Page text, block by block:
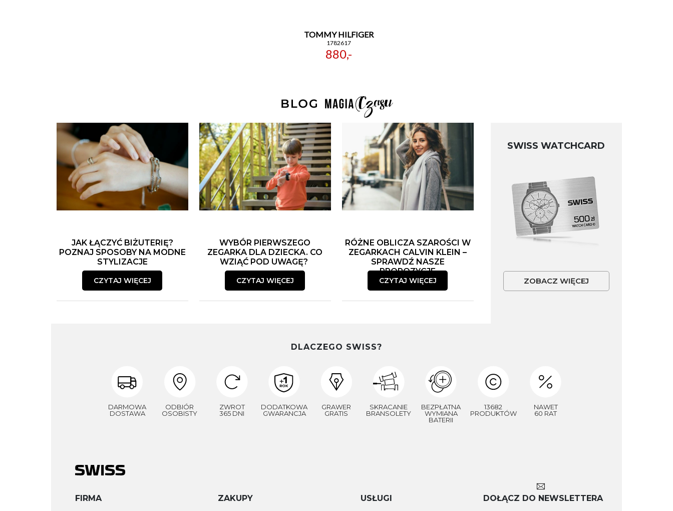
TOMMY HILFIGER
1782617
880,-
JAK ŁĄCZYĆ BIŻUTERIĘ?
POZNAJ SPOSOBY NA MODNE
STYLIZACJE
CZYTAJ WIĘCEJ
WYBÓR PIERWSZEGO
ZEGARKA DLA DZIECKA. CO
WZIĄĆ POD UWAGĘ?
CZYTAJ WIĘCEJ
RÓŻNE OBLICZA SZAROŚCI W
ZEGARKACH CALVIN KLEIN –
SPRAWDŹ NASZE
PROPOZYCJE
CZYTAJ WIĘCEJ
SWISS WATCHCARD
ZOBACZ WIĘCEJ
DLACZEGO SWISS?
DARMOWA
DOSTAWA
ODBIÓR
OSOBISTY
ZWROT
365 DNI
DODATKOWA
GWARANCJA
GRAWER
GRATIS
SKRACANIE
BRANSOLETY
BEZPŁATNA
WYMIANA
BATERII
13682
PRODUKTÓW
NAWET
60 RAT
FIRMA ZAKUPY USŁUGI DOŁĄCZ DO NEWSLETTERA